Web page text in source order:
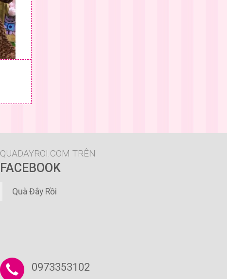
QUADAYROI.COM TRÊN
FACEBOOK
Quà Đây Rồi
0973353102